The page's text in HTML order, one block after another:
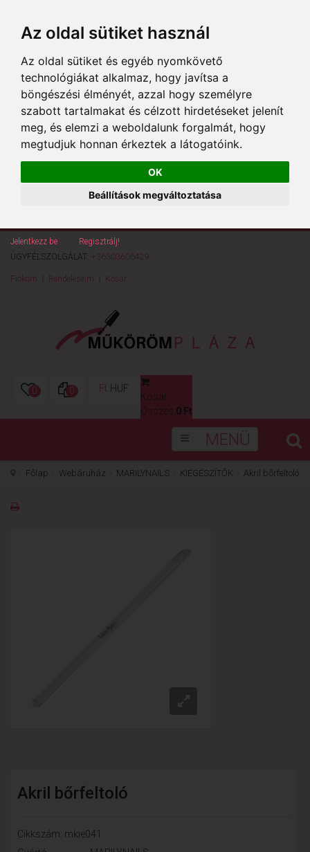
Az oldal sütiket használ
Az oldal sütiket és egyéb nyomkövető
technológiákat alkalmaz, hogy javítsa a
böngészési élményét, azzal hogy személyre
szabott tartalmakat és célzott hirdetéseket jelenít
meg, és elemzi a weboldalunk forgalmát, hogy
megtudjuk honnan érkeztek a látogatóink.
OK
Beállítások megváltoztatása
Jelentkezz be
Regisztrálj!
ÜGYFÉLSZOLGÁLAT: +36303606429
Fiókom Rendeléseim Kosár
0 0 Ft HUF
Kosár
Összes: 0 Ft
MENÜ
Főlap Webáruház MARILYNAILS KIEGÉSZÍTŐK Akril bőrfeltoló
Akril bőrfeltoló
Cikkszám: mkie041